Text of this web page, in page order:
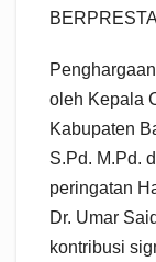
oleh Kepala
Kabupaten
S.Pd. M.Pd.
peringatan
Dr. Umar
kontribusi